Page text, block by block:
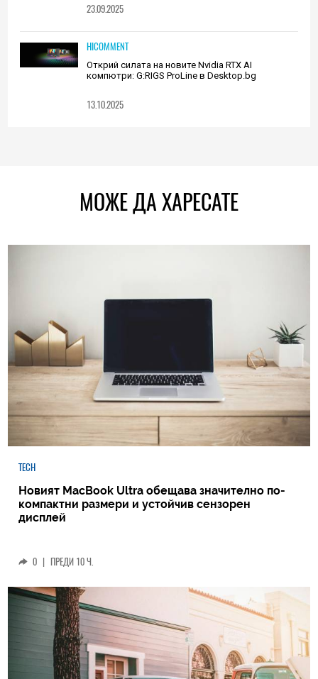
23.09.2025
HICOMMENT
Открий силата на новите Nvidia RTX AI
компютри: G:RIGS ProLine в Desktop.bg
13.10.2025
МОЖЕ ДА ХАРЕСАТЕ
TECH
Новият MacBook Ultra обещава значително по-
компактни размери и устойчив сензорен
дисплей
0 | ПРЕДИ 10 Ч.